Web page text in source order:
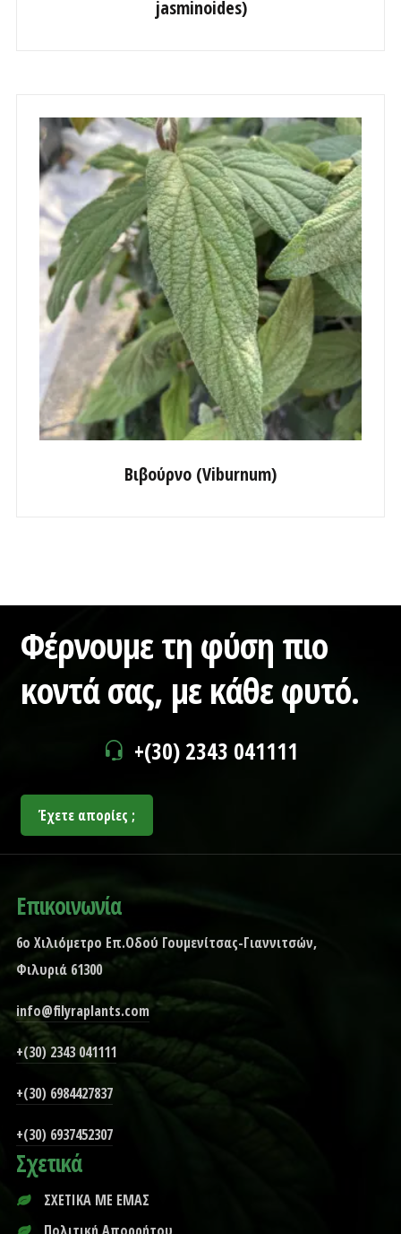
jasminoides)
Βιβούρνο (Viburnum)
Φέρνουμε τη φύση πιο
κοντά σας, με κάθε φυτό.
+(30) 2343 041111
Έχετε απορίες ;
Επικοινωνία
6ο Χιλιόμετρο Επ.Οδού Γουμενίτσας-Γιαννιτσών,
Φιλυριά 61300
info@filyraplants.com
+(30) 2343 041111
+(30) 6984427837
+(30) 6937452307
Σχετικά
ΣΧΕΤΙΚΑ ΜΕ ΕΜΑΣ